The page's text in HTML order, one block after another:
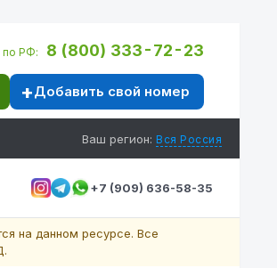
по РФ: 8 (800) 333-72-23
Добавить свой номер
Ваш регион: Вся Россия
+7 (909) 636-58-35
на данном ресурсе. Все